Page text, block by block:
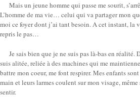
Mais un jeune homme qui passe me sourit,
L’homme de ma vie… celui qui va partager mon
moi ce foyer dont j’ai tant besoin. A cet instant, la
repris le pas…
Je sais bien que je ne suis pas là-bas en réalité.
suis alitée, reliée à des machines qui me
battre mon coeur, me font respirer. Mes enfants
main et leurs larmes coulent sur mon visage,
sentir.